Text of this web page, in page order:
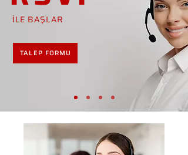
İLE BAŞLAR
TALEP FORMU